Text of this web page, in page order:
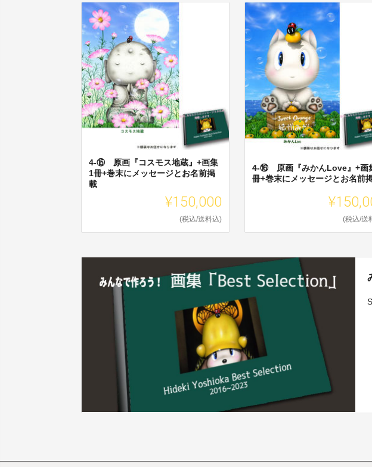
4-⑮ 原画『コスモス地蔵』+画集
1冊+巻末にメッセージとお名前掲
載
¥150,000
(税込/送料込)
4-⑯ 原画『みかんLove』+画
冊+巻末にメッセージとお名前
(税込/送